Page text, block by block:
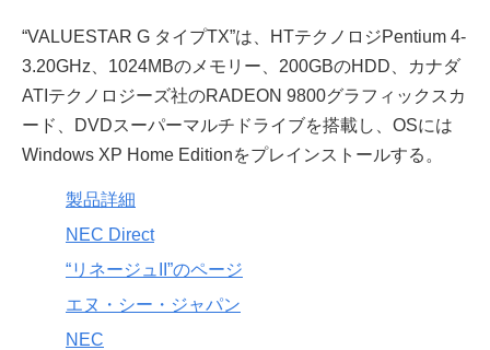
“VALUESTAR G タイプTX”は、HTテクノロジPentium 4-
3.20GHz、1024MBのメモリー、200GBのHDD、カナダ
ATIテクノロジーズ社のRADEON 9800グラフィックスカ
ード、DVDスーパーマルチドライブを搭載し、OSには
Windows XP Home Editionをプレインストールする。
製品詳細
NEC Direct
“リネージュII”のページ
エヌ・シー・ジャパン
NEC